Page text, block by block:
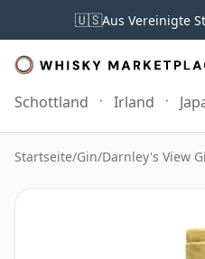
🇺🇸Aus Vereinigte
Schottland Irland
Startseite/Gin/Darnley's View